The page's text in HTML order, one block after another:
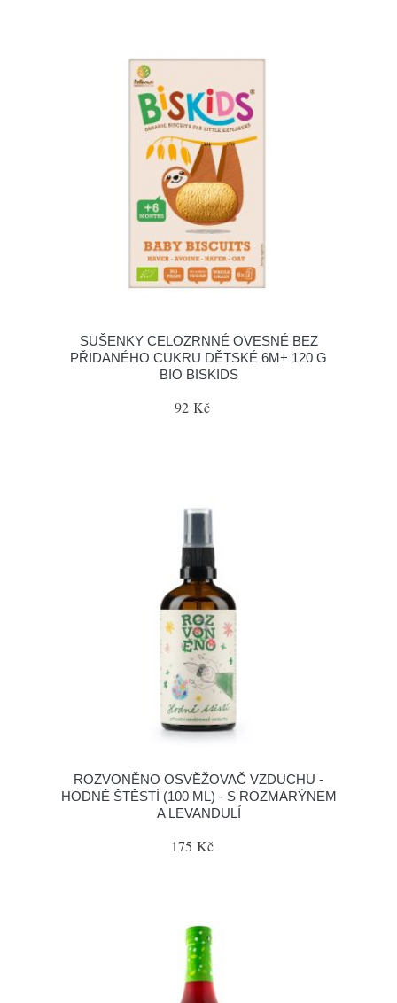
SUŠENKY CELOZRNNÉ OVESNÉ BEZ
PŘIDANÉHO CUKRU DĚTSKÉ 6M+ 120 G
BIO BISKIDS
92 Kč
ROZVONĚNO OSVĚŽOVAČ VZDUCHU -
HODNĚ ŠTĚSTÍ (100 ML) - S ROZMARÝNEM
A LEVANDULÍ
175 Kč